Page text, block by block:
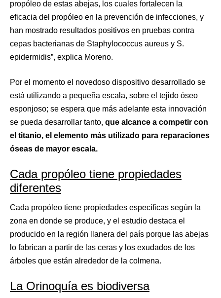
propóleo de estas abejas, los cuales fortalecen la
eficacia del propóleo en la prevención de infecciones, y
han mostrado resultados positivos en pruebas contra
cepas bacterianas de Staphylococcus aureus y S.
epidermidis”, explica Moreno.
Por el momento el novedoso dispositivo desarrollado se
está utilizando a pequeña escala, sobre el tejido óseo
esponjoso; se espera que más adelante esta innovación
se pueda desarrollar tanto, que alcance a competir con
el titanio, el elemento más utilizado para reparaciones
óseas de mayor escala.
Cada propóleo tiene propiedades
diferentes
Cada propóleo tiene propiedades específicas según la
zona en donde se produce, y el estudio destaca el
producido en la región llanera del país porque las abejas
lo fabrican a partir de las ceras y los exudados de los
árboles que están alrededor de la colmena.
La Orinoquía es biodiversa